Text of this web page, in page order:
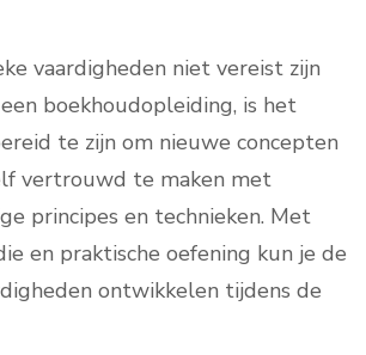
vaardigheden niet vereist zijn
boekhoudopleiding, is het
te zijn om nieuwe concepten
vertrouwd te maken met
principes en technieken. Met
en praktische oefening kun je de
ontwikkelen tijdens de